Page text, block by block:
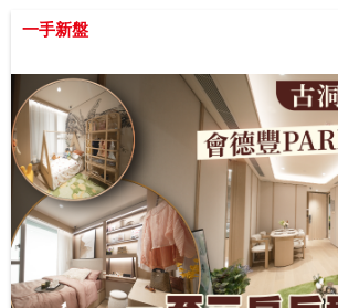
一手新盤